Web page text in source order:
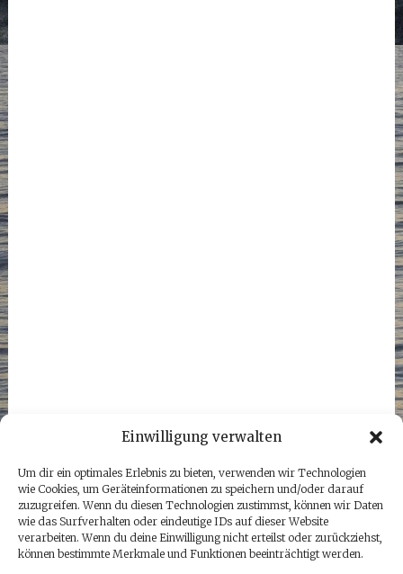
Einwilligung verwalten
Um dir ein optimales Erlebnis zu bieten, verwenden wir Technologien
wie Cookies, um Geräteinformationen zu speichern und/oder darauf
zuzugreifen. Wenn du diesen Technologien zustimmst, können wir Daten
wie das Surfverhalten oder eindeutige IDs auf dieser Website
verarbeiten. Wenn du deine Einwilligung nicht erteilst oder zurückziehst,
können bestimmte Merkmale und Funktionen beeinträchtigt werden.